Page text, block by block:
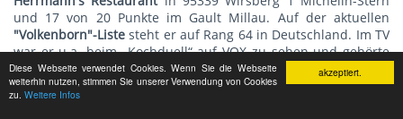
akzeptiert.
Diese Webseite verwendet Cookies. Wenn Sie die Webseite
weiterhin nutzen, stimmen Sie unserer Verwendung von Cookies
zu. Weitere Infos
und 17 von 20 Punkte im Gault Millau. Auf der aktuellen
"Volkenborn"-Liste steht er auf Rang 64 in Deutschland. Im TV
war er u.a. beim „Kochduell“ auf VOX zu sehen und gehörte
zur Stammcrew von „Lanz kocht“ und "Stadt Land Lecker" im
ZDF.